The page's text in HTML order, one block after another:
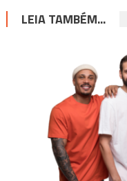
LEIA TAMBÉM...